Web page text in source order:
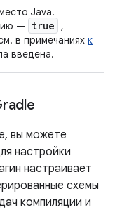
Java.
—
true
,
в примечаниях к
введена.
вы можете
настройки
настраивает
схемы
компиляции и